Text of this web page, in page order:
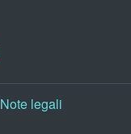
Note legali